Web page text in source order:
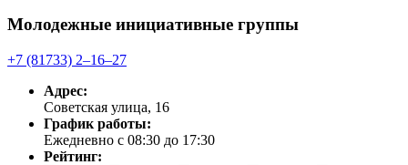
Молодежные инициативные группы
+7 (81733) 2‒16‒27
Адрес:
Советская улица, 16
График работы:
Ежедневно с 08:30 до 17:30
Рейтинг: